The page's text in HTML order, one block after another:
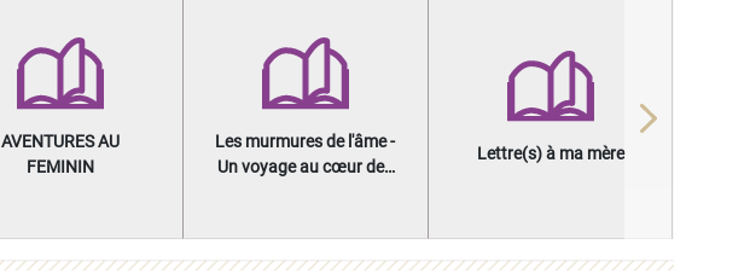
AVENTURES AU
FEMININ
Les murmures de l'âme -
Un voyage au cœur des
Lettre(s) à ma mère
Next